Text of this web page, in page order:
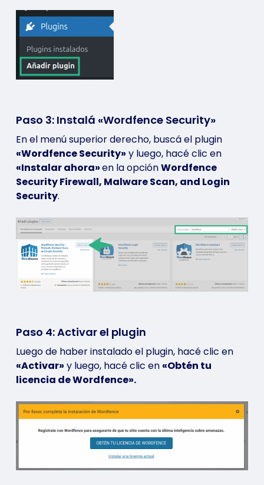
Paso 3: Instalá «Wordfence Security»
En el menú superior derecho, buscá el plugin
«Wordfence Security» y luego, hacé clic en
«Instalar ahora»en la opciónWordfence
Security Firewall, Malware Scan, and Login
Security.
Paso 4: Activar el plugin
Luego de haber instalado el plugin, hacé clic en
«Activar» y luego, hacé clic en «Obtén tu
licencia de Wordfence».